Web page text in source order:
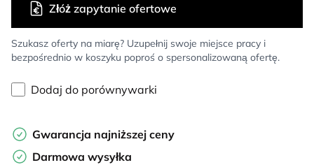
Szukasz oferty na miarę? Uzupełnij swoje miejsce pracy i
bezpośrednio w koszyku poproś o spersonalizowaną ofertę.
Złóż zapytanie ofertowe
Dodaj do porównywarki
Gwarancja najniższej ceny
Darmowa wysyłka